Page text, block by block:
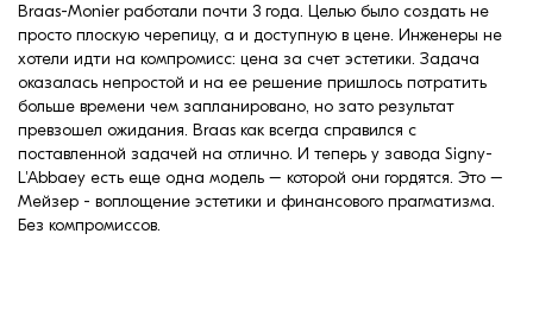
Braas-Monier работали почти 3 года. Целью было создать не
просто плоскую черепицу, а и доступную в цене. Инженеры не
хотели идти на компромисс: цена за счет эстетики. Задача
оказалась непростой и на ее решение пришлось потратить
больше времени чем запланировано, но зато результат
превзошел ожидания. Braas как всегда справился с
поставленной задачей на отлично. И теперь у завода Signy-
L'Abbaеy есть еще одна модель – которой они гордятся. Это –
Мейзер - воплощение эстетики и финансового прагматизма.
Без компромиссов.